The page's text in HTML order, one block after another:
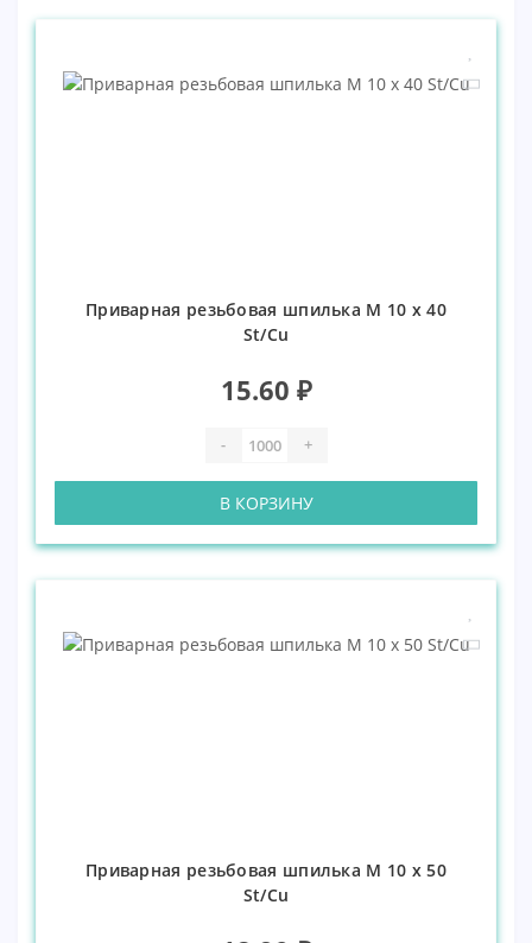
Приварная резьбовая шпилька М 10 х 40
St/Cu
15.60 ₽
- +
В КОРЗИНУ
Приварная резьбовая шпилька М 10 х 50
St/Cu